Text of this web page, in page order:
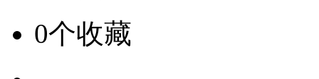
0个收藏